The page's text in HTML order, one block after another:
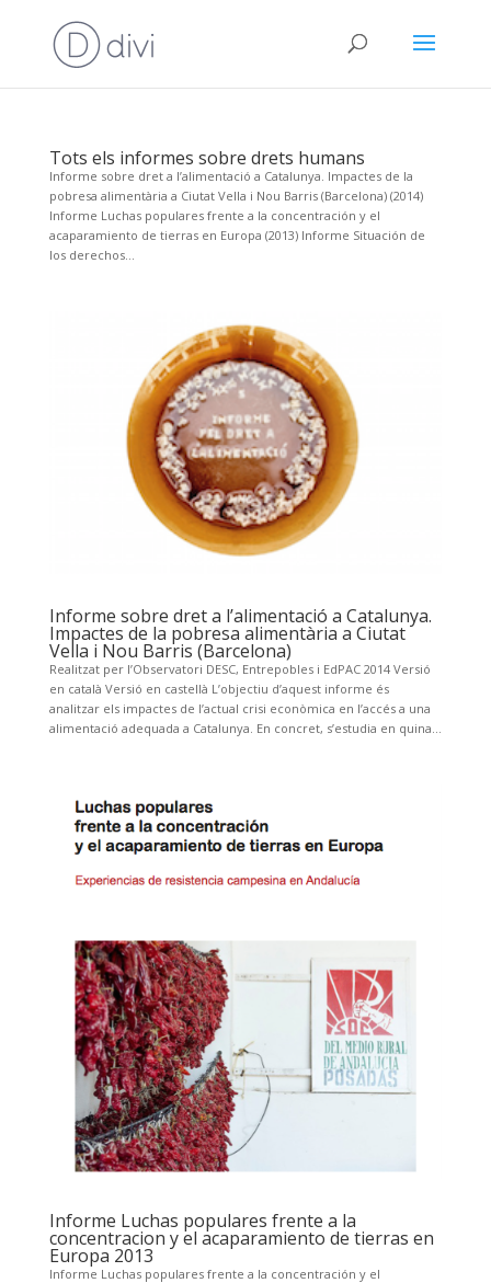
Tots els informes sobre drets humans
Informe sobre dret a l’alimentació a Catalunya. Impactes de la
pobresa alimentària a Ciutat Vella i Nou Barris (Barcelona) (2014)
Informe Luchas populares frente a la concentración y el
acaparamiento de tierras en Europa (2013) Informe Situación de
los derechos...
Informe sobre dret a l’alimentació a Catalunya.
Impactes de la pobresa alimentària a Ciutat
Vella i Nou Barris (Barcelona)
Realitzat per l’Observatori DESC, Entrepobles i EdPAC 2014 Versió
en català Versió en castellà L’objectiu d’aquest informe és
analitzar els impactes de l’actual crisi econòmica en l’accés a una
alimentació adequada a Catalunya. En concret, s’estudia en quina...
Informe Luchas populares frente a la
concentracion y el acaparamiento de tierras en
Europa 2013
Informe Luchas populares frente a la concentración y el